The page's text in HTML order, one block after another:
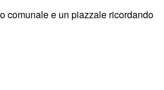
comunale e un piazzale ricordando